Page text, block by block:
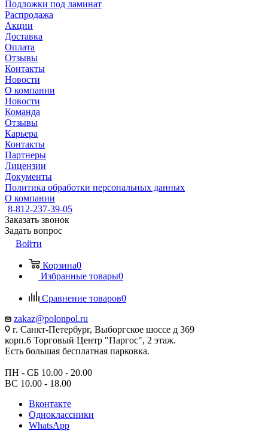
Подложки под ламинат
Распродажа
Акции
Доставка
Оплата
Отзывы
Контакты
Новости
О компании
Новости
Команда
Отзывы
Карьера
Контакты
Партнеры
Лицензии
Документы
Политика обработки персональных данных
О компании
8-812-237-39-05
Заказать звонок
Задать вопрос
Войти
Корзина0
Избранные товары0
Сравнение товаров0
zakaz@polonpol.ru
г. Санкт-Петербург, Выборгское шоссе д 369
корп.6 Торговый Центр "Паргос", 2 этаж.
Есть большая бесплатная парковка.
ПН - СБ 10.00 - 20.00
ВС 10.00 - 18.00
Вконтакте
Одноклассники
WhatsApp